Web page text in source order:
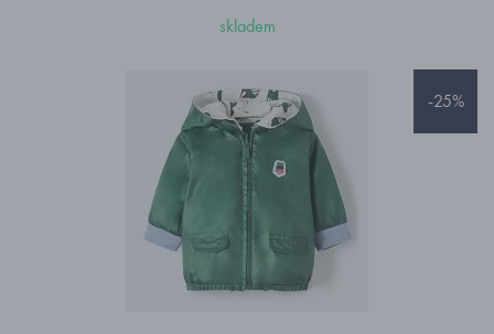
skladem
-25%